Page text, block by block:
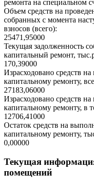
ремонта на специальном
Объем средств на
собранных с момента
взносов (всего):
25471,95000
Текущая задолженность
капитальный ремонт,
170,39000
Израсходовано средств
капитальному ремонту,
27183,06000
Израсходовано средств
капитальному ремонту, в
12706,41000
Остаток средств на
капитальному ремонту,
0,00000
Текущая
помещений